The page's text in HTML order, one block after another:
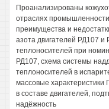
Проанализированы
отраслях
преимущества и
азота двигателей РД107
теплоносителей при
РД107, схема системы
теплоносителей в
массовые характеристики
в составе двигателей,
надёжность